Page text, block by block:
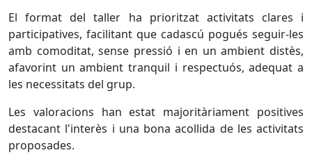
El format del taller ha prioritzat activitats clares i
participatives, facilitant que cadascú pogués seguir-les
amb comoditat, sense pressió i en un ambient distès,
afavorint un ambient tranquil i respectuós, adequat a
les necessitats del grup.
Les valoracions han estat majoritàriament positives
destacant l'interès i una bona acollida de les activitats
proposades.